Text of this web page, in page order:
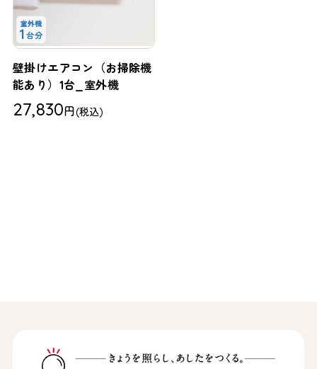
壁掛けエアコン（お掃除機
能あり）1台_室外機
27,830円(税込)